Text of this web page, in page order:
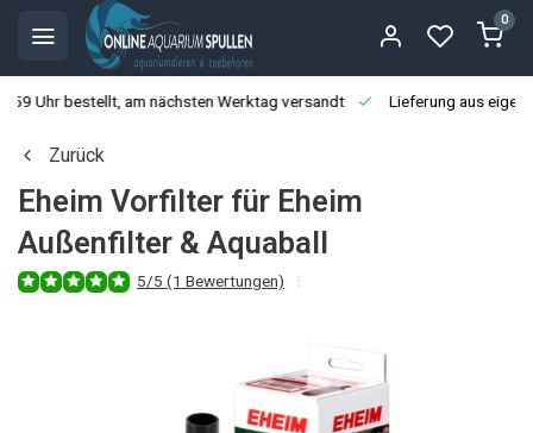
0
Uhr bestellt, am nächsten Werktag versandt Lieferung aus
Zurück
Eheim Vorfilter für Eheim
Außenfilter & Aquaball
5/5 (1 Bewertungen)